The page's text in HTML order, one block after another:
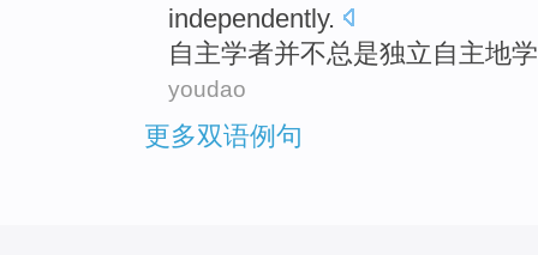
independently.
自主学者并不总是独立 自主地
youdao
更多双语例句